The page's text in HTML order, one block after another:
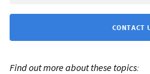
CONTACT
Find out more about these topics: